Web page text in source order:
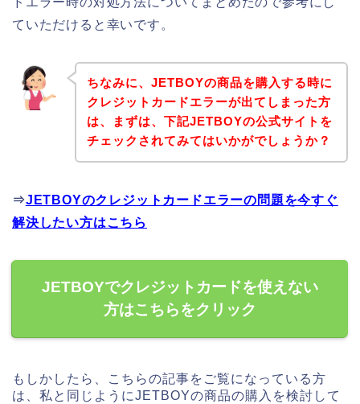
ていただけると幸いです。
ちなみに、JETBOYの商品を購入する時に
クレジットカードエラーが出てしまった方
は、まずは、下記JETBOYの公式サイトを
チェックされてみてはいかがでしょうか？
⇒JETBOYのクレジットカードエラーの問題を今すぐ
解決したい方はこちら
JETBOYでクレジットカードを使えない
方はこちらをクリック
もしかしたら、こちらの記事をご覧になっている方
は、私と同じようにJETBOYの商品の購入を検討して